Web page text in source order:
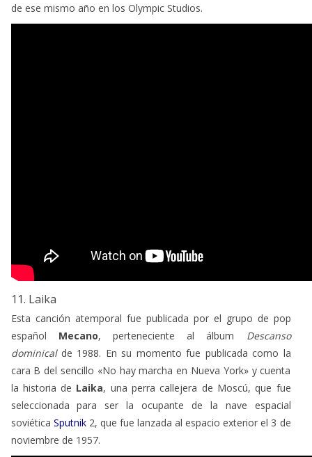
de ese mismo año en los Olympic Studios.
11. Laika
Esta canción atemporal fue publicada por el grupo de pop
español
Mecano, perteneciente al álbum
Descanso
dominicalde 1988. En su momento fue publicada como la
cara B del sencillo «No hay marcha en Nueva York» y cuenta
la historia de Laika, una perra callejera de Moscú, que fue
seleccionada para ser la ocupante de la nave espacial
soviética Sputnik 2, que fue lanzada al espacio exterior el 3 de
noviembre de 1957.